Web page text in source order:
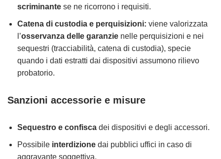
scriminante se ne ricorrono i requisiti.
Catena di custodia e perquisizioni: viene valorizzata
l’osservanza delle garanzie nelle perquisizioni e nei
sequestri (tracciabilità, catena di custodia), specie
quando i dati estratti dai dispositivi assumono rilievo
probatorio.
Sanzioni accessorie e misure
Sequestro e confisca dei dispositivi e degli accessori.
Possibile interdizione dai pubblici uffici in caso di
aggravante soggettiva.